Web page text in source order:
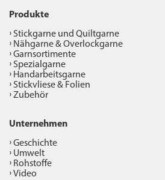
Produkte
Stickgarne und Quiltgarne
Nähgarne & Overlockgarne
Garnsortimente
Spezialgarne
Handarbeitsgarne
Stickvliese & Folien
Zubehör
Unternehmen
Geschichte
Umwelt
Rohstoffe
Video